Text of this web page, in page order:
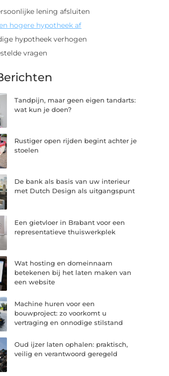
lening afsluiten
hogere hypotheek af
hypotheek verhogen
vragen
Tandpijn, maar geen eigen tandarts:
wat kun je doen?
Rustiger open rijden begint achter je
stoelen
De bank als basis van uw interieur
met Dutch Design als uitgangspunt
Een gietvloer in Brabant voor een
representatieve thuiswerkplek
Wat hosting en domeinnaam
betekenen bij het laten maken van
een website
Machine huren voor een
bouwproject: zo voorkomt u
vertraging en onnodige stilstand
Oud ijzer laten ophalen: praktisch,
veilig en verantwoord geregeld